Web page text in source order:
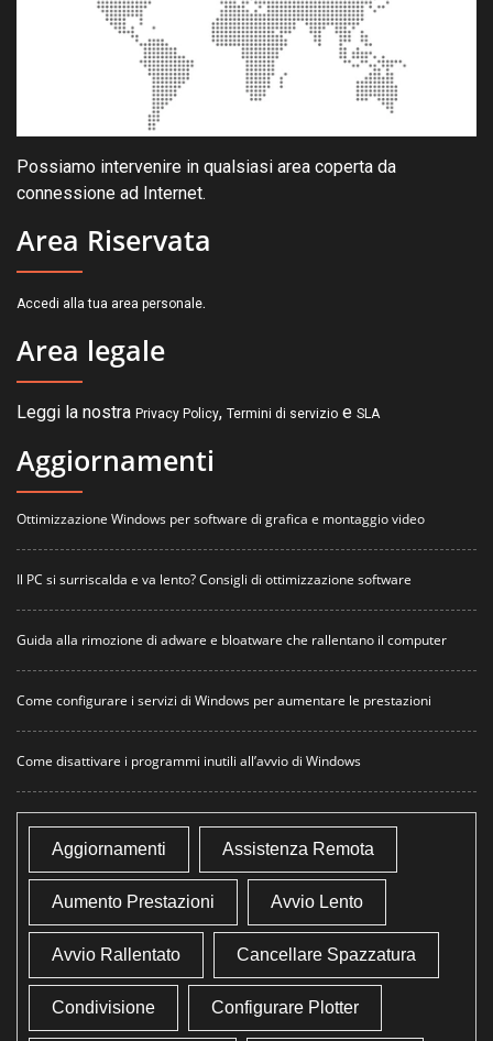
Possiamo intervenire in qualsiasi area coperta da
connessione ad Internet.
Area Riservata
Accedi alla tua area personale.
Area legale
Leggi la nostra Privacy Policy, Termini di servizio e SLA
Aggiornamenti
Ottimizzazione Windows per software di grafica e montaggio video
Il PC si surriscalda e va lento? Consigli di ottimizzazione software
Guida alla rimozione di adware e bloatware che rallentano il computer
Come configurare i servizi di Windows per aumentare le prestazioni
Come disattivare i programmi inutili all’avvio di Windows
Aggiornamenti Assistenza Remota
Aumento Prestazioni Avvio Lento
Avvio Rallentato Cancellare Spazzatura
Condivisione Configurare Plotter